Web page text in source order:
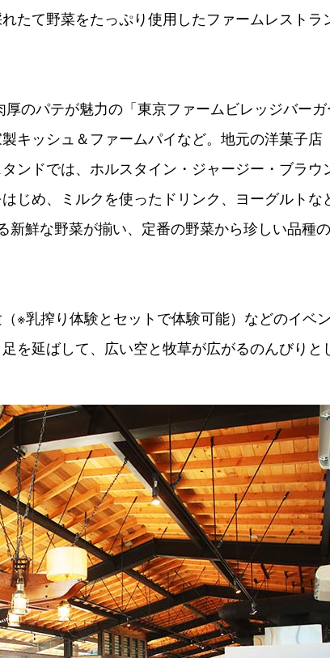
たて野菜をたっぷり使用したファームレストラ
のパテが魅力の「東京ファームビレッジバー
キッシュ＆ファームパイなど。地元の洋菓子店
ンドでは、ホルスタイン・ジャージー・ブラウ
じめ、ミルクを使ったドリンク、ヨーグルトな
鮮な野菜が揃い、定番の野菜から珍しい品種
※乳搾り体験とセットで体験可能）などのイベ
を延ばして、広い空と牧草が広がるのんびりと